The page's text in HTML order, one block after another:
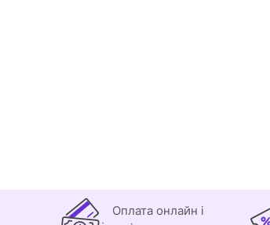
Оплата онлайн і